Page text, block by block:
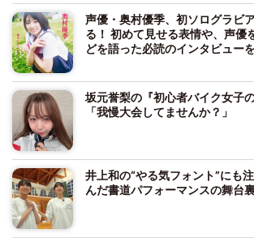
声優・奥村優季、初ソログラビ
る！ 初めて見せる表情や、声優
どを語った必読のインタビュー
坂元誉梨の『初心者バイク女子
「我慢大会してませんか？」
井上和の“やる気フォント”に
んだ書道パフォーマンスの舞台